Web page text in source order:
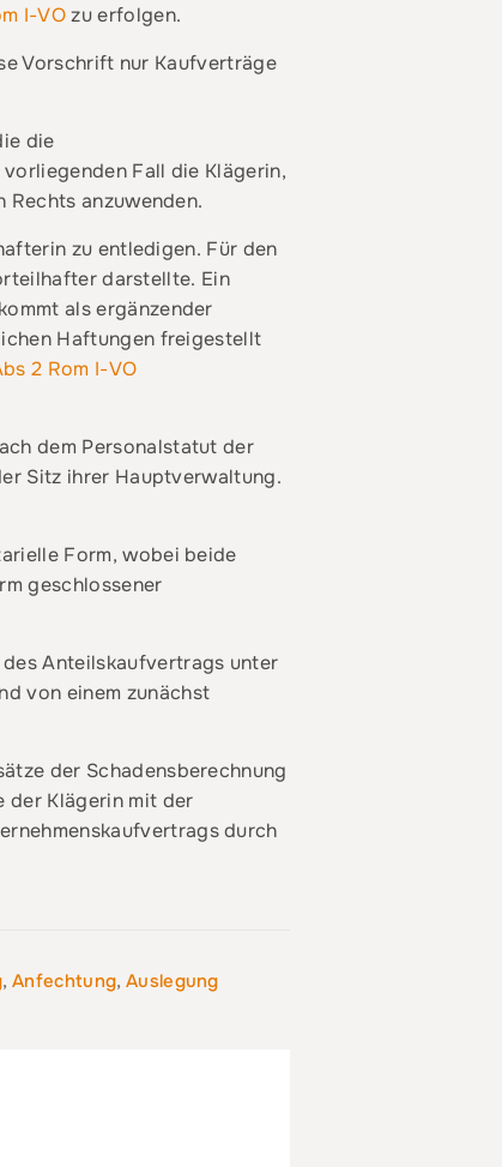
I-VOzu erfolgen.
Vorschrift nur Kaufverträge
die
Fall die Klägerin,
anzuwenden.
zu entledigen. Für den
darstellte. Ein
als ergänzender
Haftungen freigestellt
2 Rom I-VO
dem Personalstatut der
Sitz ihrer Hauptverwaltung.
Form, wobei beide
geschlossener
Anteilskaufvertrags unter
von einem zunächst
der Schadensberechnung
der Klägerin mit der
durch
,Anfechtung, Auslegung